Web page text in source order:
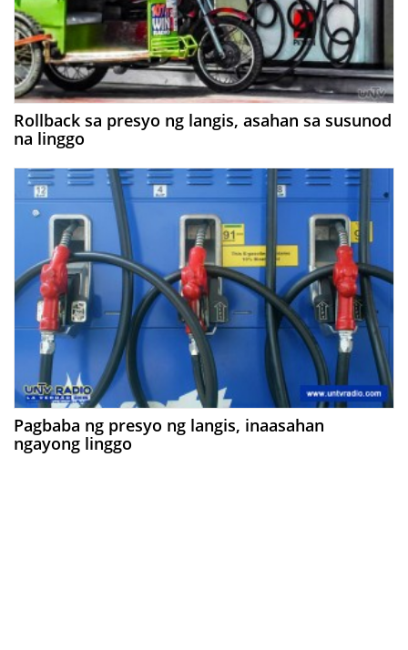
Rollback sa presyo ng langis, asahan sa susunod
na linggo
Pagbaba ng presyo ng langis, inaasahan
ngayong linggo